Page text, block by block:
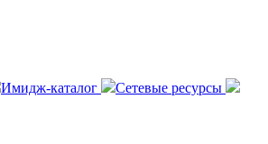
Имидж-каталог
Сетевые ресурсы